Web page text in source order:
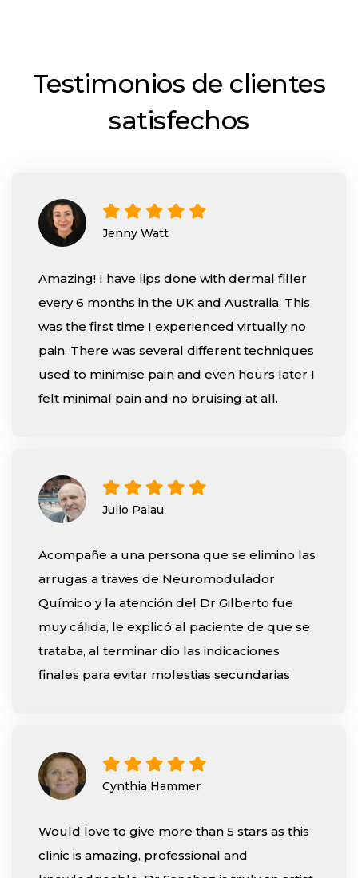
Testimonios de clientes
satisfechos
Jenny Watt
Amazing! I have lips done with dermal filler
every 6 months in the UK and Australia. This
was the first time I experienced virtually no
pain. There was several different techniques
used to minimise pain and even hours later I
felt minimal pain and no bruising at all.
Julio Palau
Acompañe a una persona que se elimino las
arrugas a traves de Neuromodulador
Químico y la atención del Dr Gilberto fue
muy cálida, le explicó al paciente de que se
trataba, al terminar dio las indicaciones
finales para evitar molestias secundarias
Cynthia Hammer
Would love to give more than 5 stars as this
clinic is amazing, professional and